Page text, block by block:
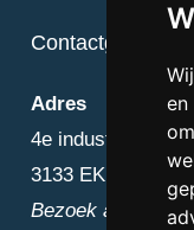
en
Contactgegevens
Adres
4e industriestraat
3133 EK
Bezoek alleen op